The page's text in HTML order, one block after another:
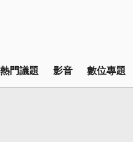
熱門議題 影音 數位專題